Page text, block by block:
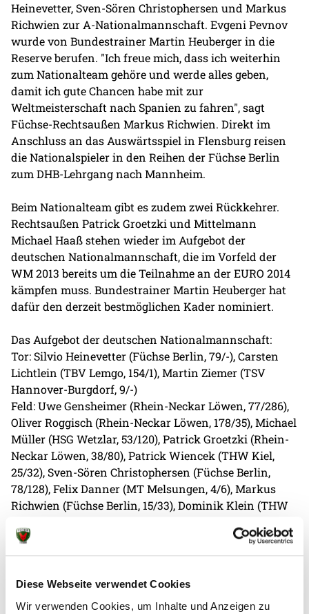
Diese Webseite verwendet Cookies
Wir verwenden Cookies, um Inhalte und Anzeigen zu
Heinevetter, Sven-Sören Christophersen und Markus
Richwien zur A-Nationalmannschaft. Evgeni Pevnov
wurde von Bundestrainer Martin Heuberger in die
Reserve berufen. "Ich freue mich, dass ich weiterhin
zum Nationalteam gehöre und werde alles geben,
damit ich gute Chancen habe mit zur
Weltmeisterschaft nach Spanien zu fahren", sagt
Füchse-Rechtsaußen Markus Richwien. Direkt im
Anschluss an das Auswärtsspiel in Flensburg reisen
die Nationalspieler in den Reihen der Füchse Berlin
zum DHB-Lehrgang nach Mannheim.
Beim Nationalteam gibt es zudem zwei Rückkehrer.
Rechtsaußen Patrick Groetzki und Mittelmann
Michael Haaß stehen wieder im Aufgebot der
deutschen Nationalmannschaft, die im Vorfeld der
WM 2013 bereits um die Teilnahme an der EURO 2014
kämpfen muss. Bundestrainer Martin Heuberger hat
dafür den derzeit bestmöglichen Kader nominiert.
Das Aufgebot der deutschen Nationalmannschaft:
Tor: Silvio Heinevetter (Füchse Berlin, 79/-), Carsten
Lichtlein (TBV Lemgo, 154/1), Martin Ziemer (TSV
Hannover-Burgdorf, 9/-)
Feld: Uwe Gensheimer (Rhein-Neckar Löwen, 77/286),
Oliver Roggisch (Rhein-Neckar Löwen, 178/35), Michael
Müller (HSG Wetzlar, 53/120), Patrick Groetzki (Rhein-
Neckar Löwen, 38/80), Patrick Wiencek (THW Kiel,
25/32), Sven-Sören Christophersen (Füchse Berlin,
78/128), Felix Danner (MT Melsungen, 4/6), Markus
Richwien (Füchse Berlin, 15/33), Dominik Klein (THW
Handewitt, 133/324), Steffen Weinhold (SG Flensburg-
Handewitt, 29/50), Stefan Kneer (SC Magdeburg, 23/37),
Strobel (TBV Lemgo, 64/76), Adrian Pfahl (VfL
Gummersbach, 40/113)